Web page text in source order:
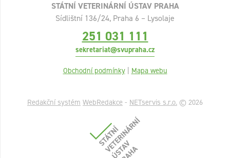
STÁTNÍ VETERINÁRNÍ ÚSTAV PRAHA
Sídlištní 136/24, Praha 6 – Lysolaje
251 031 111
sekretariat@svupraha.cz
Obchodní podmínky | Mapa webu
Redakční systém WebRedakce - NETservis s.r.o. © 2026